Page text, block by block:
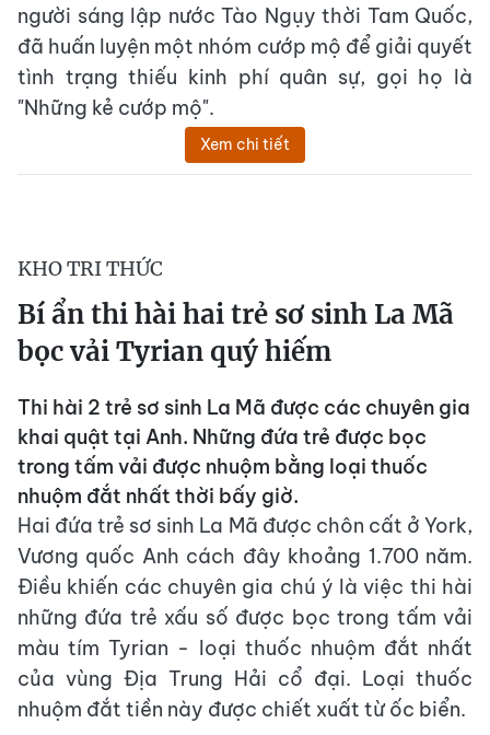
người sáng lập nước Tào Ngụy thời Tam Quốc,
đã huấn luyện một nhóm cướp mộ để giải quyết
tình trạng thiếu kinh phí quân sự, gọi họ là
"Những kẻ cướp mộ".
Xem chi tiết
KHO TRI THỨC
Bí ẩn thi hài hai trẻ sơ sinh La Mã
bọc vải Tyrian quý hiếm
Thi hài 2 trẻ sơ sinh La Mã được các chuyên gia
khai quật tại Anh. Những đứa trẻ được bọc
trong tấm vải được nhuộm bằng loại thuốc
nhuộm đắt nhất thời bấy giờ.
Hai đứa trẻ sơ sinh La Mã được chôn cất ở York,
Vương quốc Anh cách đây khoảng 1.700 năm.
Điều khiến các chuyên gia chú ý là việc thi hài
những đứa trẻ xấu số được bọc trong tấm vải
màu tím Tyrian - loại thuốc nhuộm đắt nhất
của vùng Địa Trung Hải cổ đại. Loại thuốc
nhuộm đắt tiền này được chiết xuất từ ​​ốc biển.